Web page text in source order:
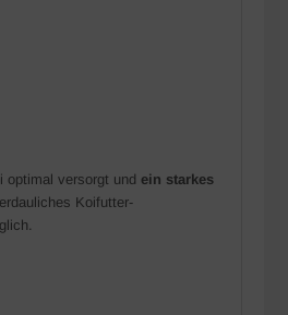
optimal versorgt und ein starkes
Koifutter-